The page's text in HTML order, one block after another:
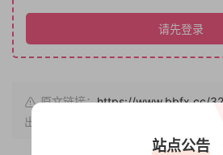
请先登录
原文链接：https://www.bbfx.cc/
出处。
站点公告